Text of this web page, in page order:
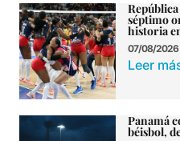
séptimo
historia
07/08/2026
Leer
Panamá
béisbol,